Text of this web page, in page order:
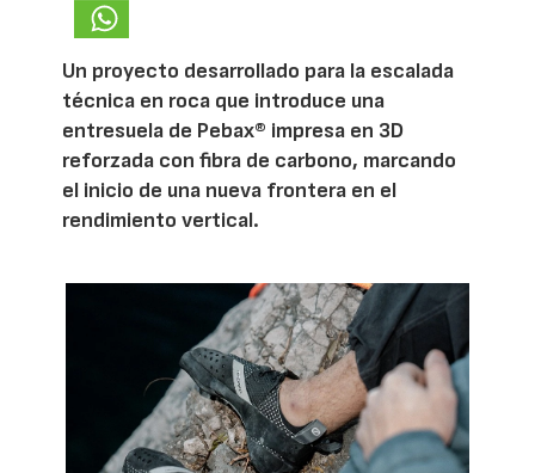
Un proyecto desarrollado para la escalada
técnica en roca que introduce una
entresuela de Pebax® impresa en 3D
reforzada con fibra de carbono, marcando
el inicio de una nueva frontera en el
rendimiento vertical.